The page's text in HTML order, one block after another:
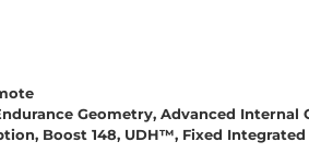
Geometry, Advanced Internal
Boost 148, UDH™, Fixed